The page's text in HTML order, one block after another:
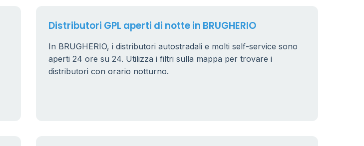
Distributori GPL aperti di notte in BRUGHERIO
In BRUGHERIO, i distributori autostradali e molti self-service sono
aperti 24 ore su 24. Utilizza i filtri sulla mappa per trovare i
distributori con orario notturno.